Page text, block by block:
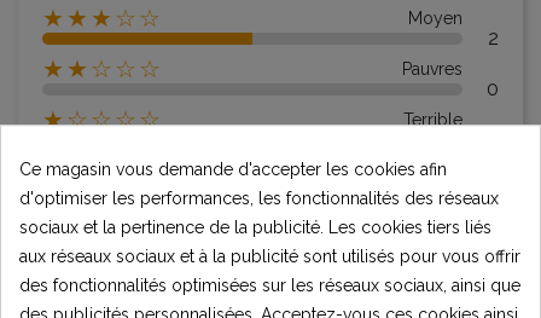
★★★☆☆ Moyen
2
★★☆☆☆ Pauvres
0
★☆☆☆☆ Terrible
Écrire votre avis
Ce magasin vous demande d'accepter les cookies afin
d'optimiser les performances, les fonctionnalités des réseaux
sociaux et la pertinence de la publicité. Les cookies tiers liés
aux réseaux sociaux et à la publicité sont utilisés pour vous offrir
des fonctionnalités optimisées sur les réseaux sociaux, ainsi que
des publicités personnalisées. Acceptez-vous ces cookies ainsi